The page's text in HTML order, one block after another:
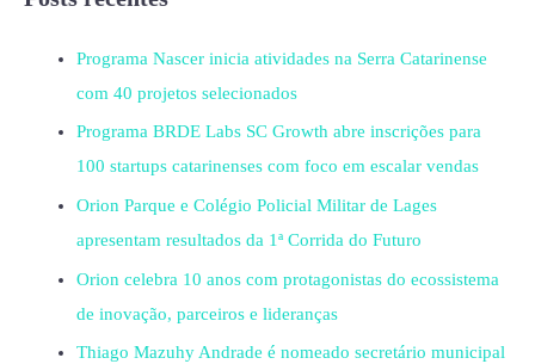
Programa Nascer inicia atividades na Serra Catarinense
com 40 projetos selecionados
Programa BRDE Labs SC Growth abre inscrições para
100 startups catarinenses com foco em escalar vendas
Orion Parque e Colégio Policial Militar de Lages
apresentam resultados da 1ª Corrida do Futuro
Orion celebra 10 anos com protagonistas do ecossistema
de inovação, parceiros e lideranças
Thiago Mazuhy Andrade é nomeado secretário municipal